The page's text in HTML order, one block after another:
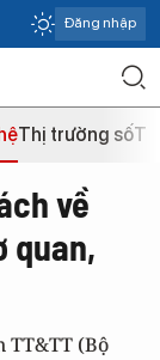
Đăng nhập
Thị trường số
về
quan,
TT&TT (Bộ